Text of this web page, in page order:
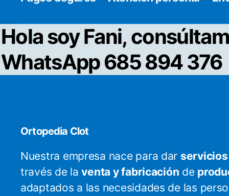
Hola soy Fani,
WhatsApp 685 894 376
Ortopedia Clot
Nuestra empresa nace para dar servicios
través de laventa y fabricación de
adaptados a las necesidades de las